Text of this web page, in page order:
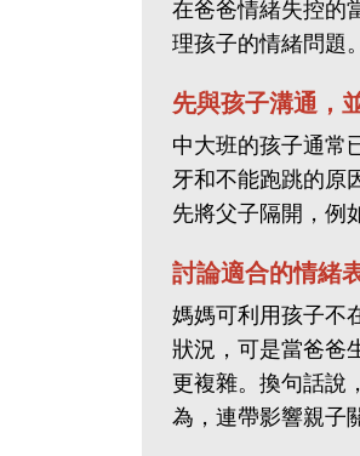
在爸爸情緒失控的
理孩子的情緒問題。
先與孩子溝通，
中大班的孩子通常
牙和不能跑跳的原
先將父子隔開，例
討論適合的情緒
媽媽可利用孩子不
狀況，可是當爸爸
更複雜。換句話說
為，連帶影響親子